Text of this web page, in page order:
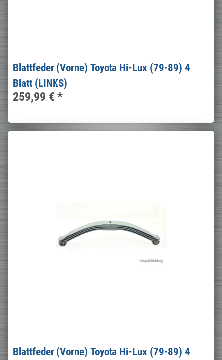
Blattfeder (Vorne) Toyota Hi-Lux (79-89) 4
Blatt (LINKS)
259,99 € *
Blattfeder (Vorne) Toyota Hi-Lux (79-89) 4